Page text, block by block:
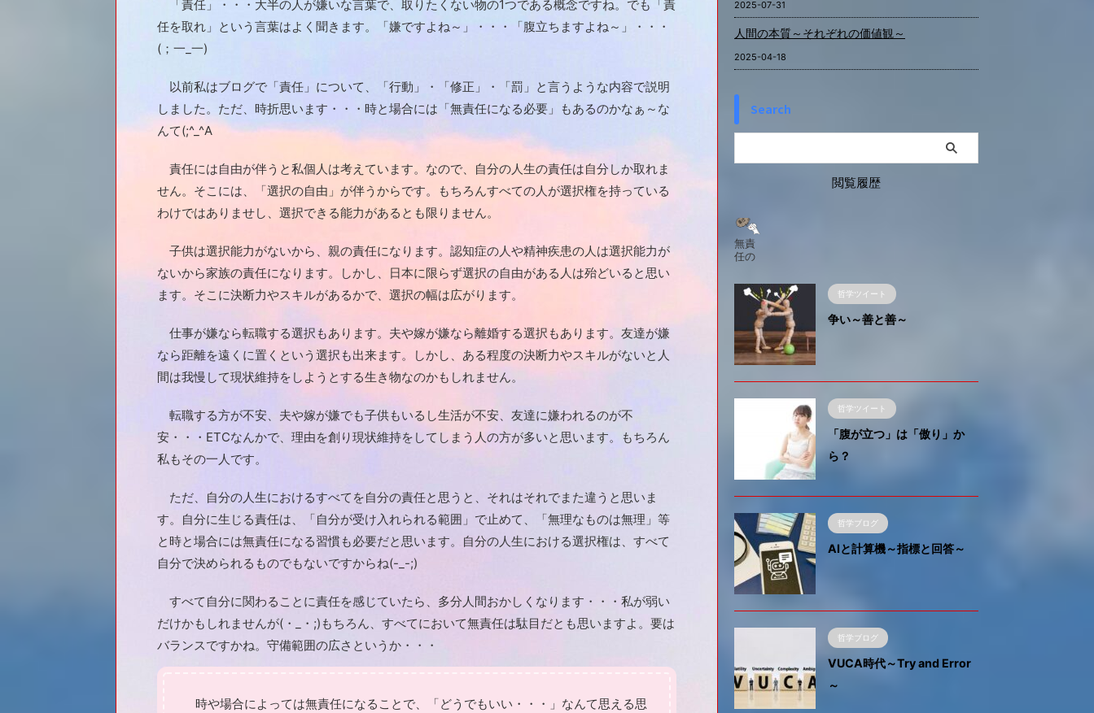
「責任」・・・大半の人が嫌いな言葉で、取りたくない物の1つである概念ですね。でも「責
任を取れ」という言葉はよく聞きます。「嫌ですよね～」・・・「腹立ちますよね～」・・・
(；一_一)
以前私はブログで「責任」について、「行動」・「修正」・「罰」と言うような内容で説明
しました。ただ、時折思います・・・時と場合には「無責任になる必要」もあるのかなぁ～な
んて(;^_^A
責任には自由が伴うと私個人は考えています。なので、自分の人生の責任は自分しか取れま
せん。そこには、「選択の自由」が伴うからです。もちろんすべての人が選択権を持っている
わけではありませし、選択できる能力があるとも限りません。
子供は選択能力がないから、親の責任になります。認知症の人や精神疾患の人は選択能力が
ないから家族の責任になります。しかし、日本に限らず選択の自由がある人は殆どいると思い
ます。そこに決断力やスキルがあるかで、選択の幅は広がります。
仕事が嫌なら転職する選択もあります。夫や嫁が嫌なら離婚する選択もあります。友達が嫌
なら距離を遠くに置くという選択も出来ます。しかし、ある程度の決断力やスキルがないと人
間は我慢して現状維持をしようとする生き物なのかもしれません。
転職する方が不安、夫や嫁が嫌でも子供もいるし生活が不安、友達に嫌われるのが不
安・・・ETCなんかで、理由を創り現状維持をしてしまう人の方が多いと思います。もちろん
私もその一人です。
ただ、自分の人生におけるすべてを自分の責任と思うと、それはそれでまた違うと思いま
す。自分に生じる責任は、「自分が受け入れられる範囲」で止めて、「無理なものは無理」等
と時と場合には無責任になる習慣も必要だと思います。自分の人生における選択権は、すべて
自分で決められるものでもないですからね(-_-;)
すべて自分に関わることに責任を感じていたら、多分人間おかしくなります・・・私が弱い
だけかもしれませんが(・_・;)もちろん、すべてにおいて無責任は駄目だとも思いますよ。要は
バランスですかね。守備範囲の広さというか・・・
時や場合によっては無責任になることで、「どうでもいい・・・」なんて思える思
2025-07-31
人間の本質～それぞれの価値観～
2025-04-18
Search
閲覧履歴
無責
任の
性～
時と
場合
哲学ツイート
争い～善と善～
哲学ツイート
「腹が立つ」は「傲り」か
ら？
哲学ブログ
AIと計算機～指標と回答～
哲学ブログ
VUCA時代～Try and Error
～